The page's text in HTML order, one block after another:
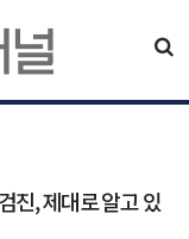
진, 제대로 알고 있